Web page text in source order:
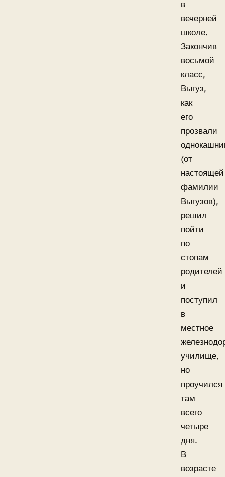
в
вечерней
школе.
Закончив
восьмой
класс,
Выгуз,
как
его
прозвали
(от
настоящей
фамилии
Выгузов),
решил
пойти
по
стопам
родителей
и
поступил
в
местное
училище,
но
проучился
там
всего
четыре
дня.
В
возрасте